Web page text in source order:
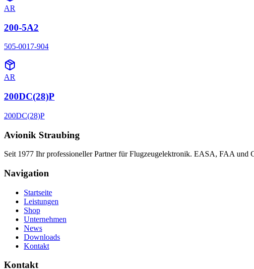
AR
200-5A2
505-0017-904
AR
200DC(28)P
200DC(28)P
Avionik Straubing
Seit 1977 Ihr professioneller Partner für Flugzeugelektronik. EASA, FAA und
Navigation
Startseite
Leistungen
Shop
Unternehmen
News
Downloads
Kontakt
Kontakt